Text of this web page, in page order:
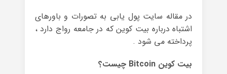
در مقاله سایت پول یابی به تصورات و باورهای
اشتباه درباره بیت کوین که در جامعه رواج دارد ،
پرداخته می شود .
بیت کوین Bitcoin چیست؟